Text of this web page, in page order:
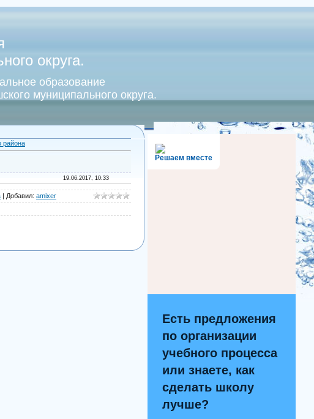
округа.
образование
муниципального округа.
района
19.06.2017, 10:33
| Добавил: amixer
Решаем вместе
Есть предложения
по организации
учебного процесса
или знаете, как
сделать школу
лучше?